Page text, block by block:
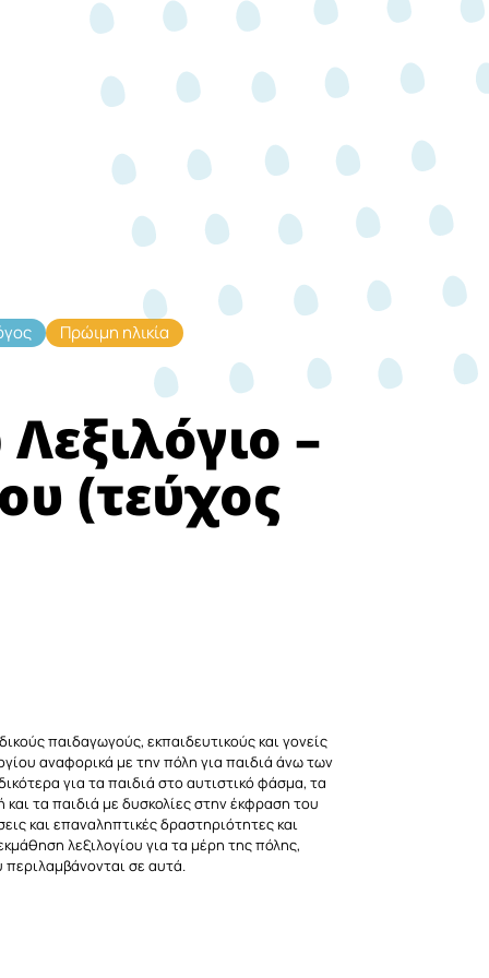
Πρώιμη ηλικία
–
(τεύχος
παιδαγωγούς, εκπαιδευτικούς και γονείς
αναφορικά με την πόλη για παιδιά άνω των
για τα παιδιά στο αυτιστικό φάσμα, τα
και τα παιδιά με δυσκολίες στην έκφραση του
και επαναληπτικές δραστηριότητες και
λεξιλογίου για τα μέρη της πόλης,
σε αυτά.